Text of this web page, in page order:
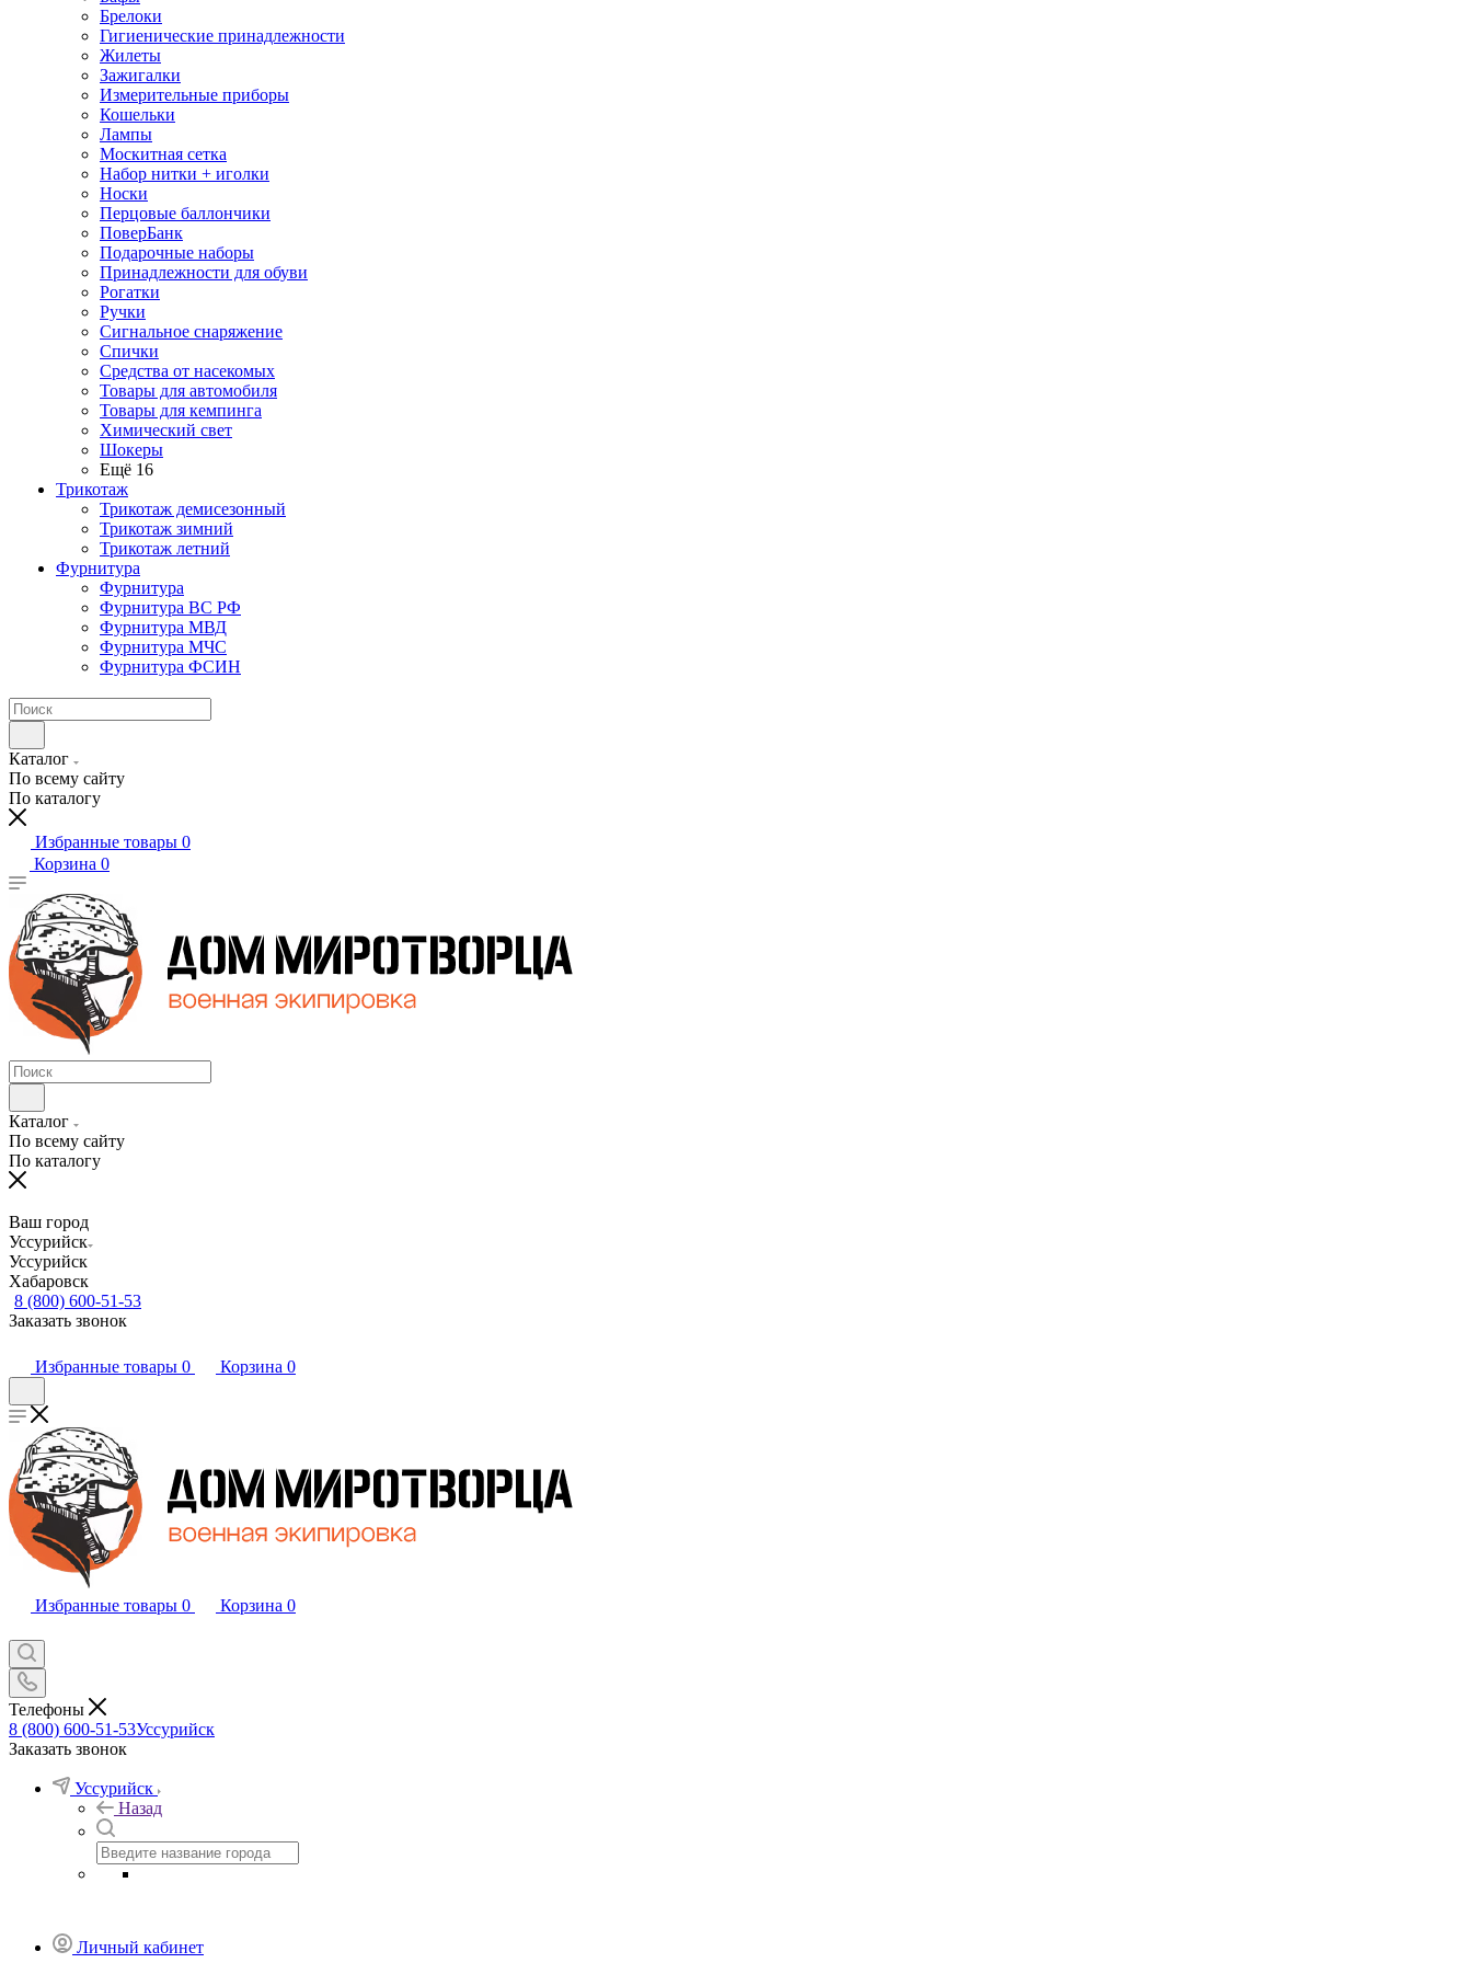
Брелоки
Гигиенические принадлежности
Жилеты
Зажигалки
Измерительные приборы
Кошельки
Лампы
Москитная сетка
Набор нитки + иголки
Носки
Перцовые баллончики
ПоверБанк
Подарочные наборы
Принадлежности для обуви
Рогатки
Ручки
Сигнальное снаряжение
Спички
Средства от насекомых
Товары для автомобиля
Товары для кемпинга
Химический свет
Шокеры
Ещё 16
Трикотаж
Трикотаж демисезонный
Трикотаж зимний
Трикотаж летний
Фурнитура
Фурнитура
Фурнитура ВС РФ
Фурнитура МВД
Фурнитура МЧС
Фурнитура ФСИН
Каталог
По всему сайту
По каталогу
Избранные товары 0
Корзина 0
Каталог
По всему сайту
По каталогу
Ваш город
Уссурийск
Уссурийск
Хабаровск
8 (800) 600-51-53
Заказать звонок
Избранные товары 0 Корзина 0
Избранные товары 0 Корзина 0
Телефоны
8 (800) 600-51-53Уссурийск
Заказать звонок
Уссурийск
Назад
Личный кабинет